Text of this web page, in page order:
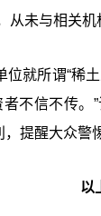
未与相关
就所谓“稀
不信不传
提醒大众警
以